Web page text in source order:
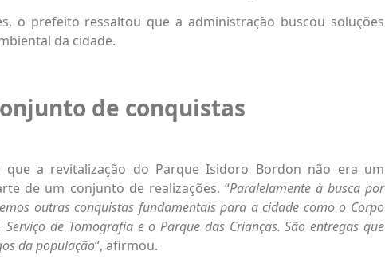
o prefeito ressaltou que a administração buscou soluções
da cidade.
de conquistas
a revitalização do Parque Isidoro Bordon não era um
de um conjunto de realizações. “Paralelamente à busca por
outras conquistas fundamentais para a cidade como o Corpo
de Tomografia e o Parque das Crianças. São entregas que
da população“, afirmou.